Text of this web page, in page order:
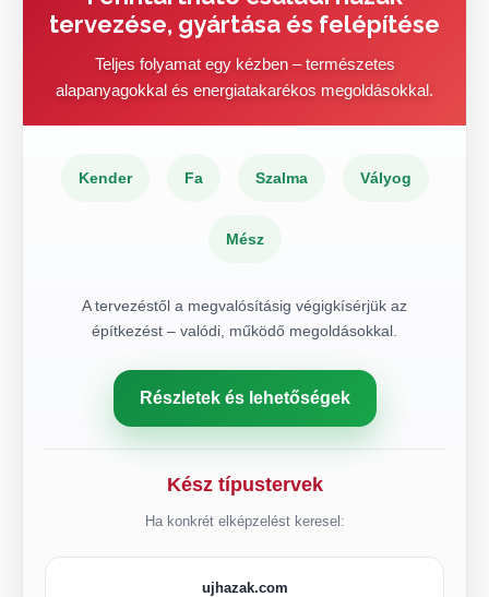
tervezése, gyártása és felépítése
Teljes folyamat egy kézben – természetes
alapanyagokkal és energiatakarékos megoldásokkal.
Kender Fa Szalma Vályog
Mész
A tervezéstől a megvalósításig végigkísérjük az
építkezést – valódi, működő megoldásokkal.
Részletek és lehetőségek
Kész típustervek
Ha konkrét elképzelést keresel:
ujhazak.com